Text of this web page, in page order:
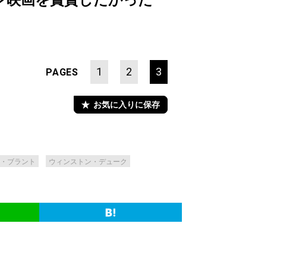
PAGES 1 2 3
お気に入りに保存
ブラント ウィンストン・デューク